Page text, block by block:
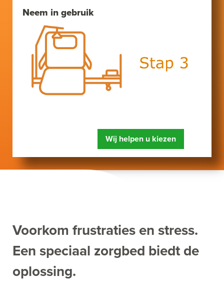
Neem in gebruik
Wij helpen u kiezen
Voorkom frustraties en stress.
Een speciaal zorgbed biedt de
oplossing.